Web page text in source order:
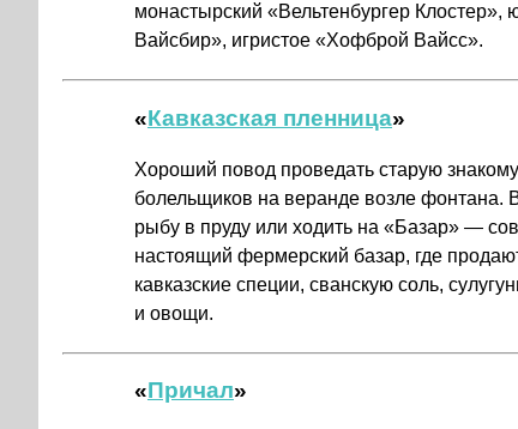
монастырский «Вельтенбургер
Вайсбир», игристое «Хофброй Вайсс».
«Кавказская пленница»
Хороший повод проведать старую
болельщиков на веранде возле
рыбу в пруду или ходить на «Базар» —
настоящий фермерский базар, где
кавказские специи, сванскую соль,
и овощи.
«Причал»